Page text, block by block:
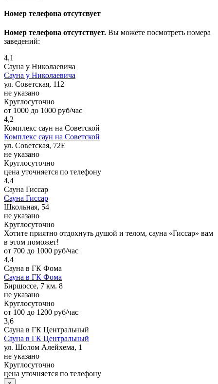
Номер телефона отсутсвует
Номер телефона отсутствует. Вы можете посмотреть номера
заведений:
4,1
Сауна у Николаевича
Сауна у Николаевича
ул. Советская, 112
не указано
Круглосуточно
от 1000 до 1000 руб/час
4,2
Комплекс саун на Советской
Комплекс саун на Советской
ул. Советская, 72Е
не указано
Круглосуточно
цена уточняется по телефону
4,4
Сауна Гиссар
Сауна Гиссар
Школьная, 54
не указано
Круглосуточно
Хотите приятно отдохнуть душой и телом, сауна «Гиссар» вам
в этом поможет!
от 700 до 1000 руб/час
4,4
Сауна в ГК Фома
Сауна в ГК Фома
Биршоссе, 7 км. 8
не указано
Круглосуточно
от 100 до 1200 руб/час
3,6
Сауна в ГК Центральный
Сауна в ГК Центральный
ул. Шолом Алейхема, 1
не указано
Круглосуточно
цена уточняется по телефону